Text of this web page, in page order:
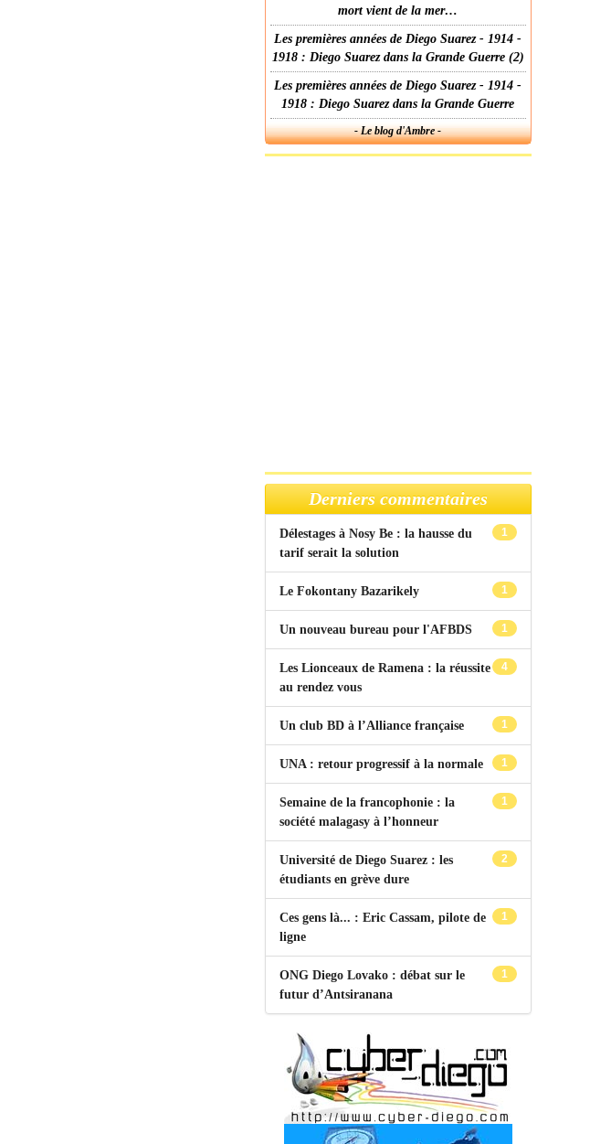
mort vient de la mer…
Les premières années de Diego Suarez - 1914 -
1918 : Diego Suarez dans la Grande Guerre (2)
Les premières années de Diego Suarez - 1914 -
1918 : Diego Suarez dans la Grande Guerre
- Le blog d'Ambre -
Derniers commentaires
1
Délestages à Nosy Be : la hausse du
tarif serait la solution
1
Le Fokontany Bazarikely
1
Un nouveau bureau pour l'AFBDS
4
Les Lionceaux de Ramena : la réussite
au rendez vous
1
Un club BD à l’Alliance française
1
UNA : retour progressif à la normale
1
Semaine de la francophonie : la
société malagasy à l’honneur
2
Université de Diego Suarez : les
étudiants en grève dure
1
Ces gens là... : Eric Cassam, pilote de
ligne
1
ONG Diego Lovako : débat sur le
futur d’Antsiranana